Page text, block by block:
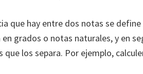
que hay entre dos notas se
grados o notas naturales, y en
que los separa. Por ejemplo,